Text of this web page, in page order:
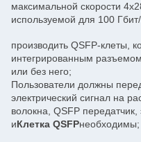
максимальной скорости
используемой для 100
производить QSFP-клеты,
интегрированным
или без него;
Пользователи должны
электрический сигнал на
волокна, QSFP
иКлетка QSFPнеобходимы;